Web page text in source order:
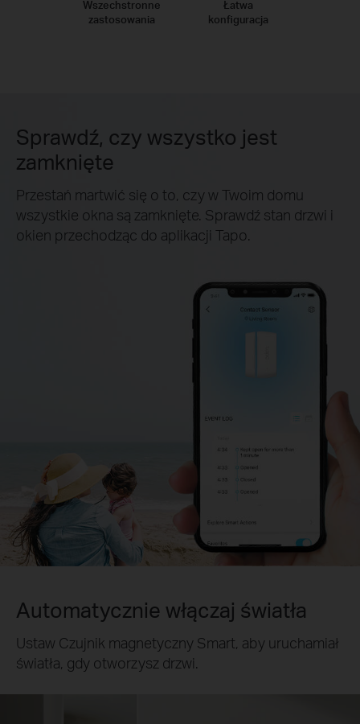
Wszechstronne
zastosowania
Łatwa
konfiguracja
Sprawdź, czy wszystko jest
zamknięte
Przestań martwić się o to, czy w Twoim domu
wszystkie okna są zamknięte. Sprawdź stan drzwi i
okien przechodząc do aplikacji Tapo.
Automatycznie włączaj światła
Ustaw Czujnik magnetyczny Smart, aby uruchamiał
światła, gdy otworzysz drzwi.